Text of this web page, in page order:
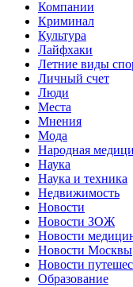
Компании
Криминал
Культура
Лайфхаки
Летние виды
Личный счет
Люди
Места
Мнения
Мода
Народная
Наука
Наука и техника
Недвижимость
Новости
Новости ЗОЖ
Новости
Новости Москвы
Новости
Образование